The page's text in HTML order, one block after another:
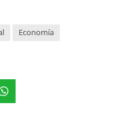
Economía